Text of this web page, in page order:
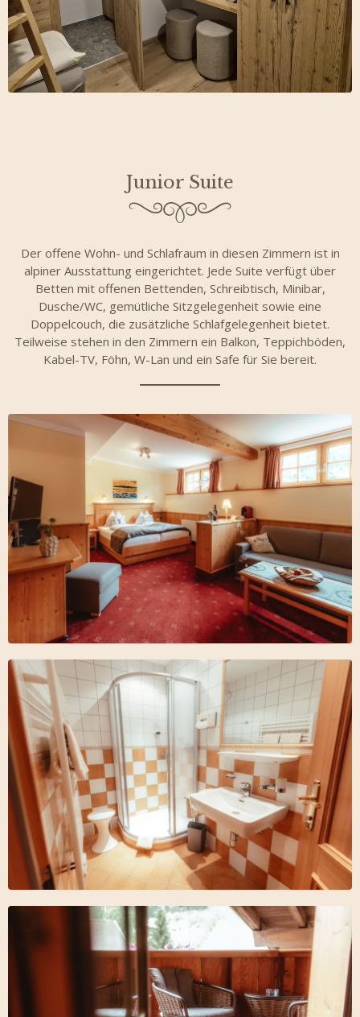
Junior Suite
Der offene Wohn- und Schlafraum in diesen Zimmern ist in
alpiner Ausstattung eingerichtet. Jede Suite verfügt über
Betten mit offenen Bettenden, Schreibtisch, Minibar,
Dusche/WC, gemütliche Sitzgelegenheit sowie eine
Doppelcouch, die zusätzliche Schlafgelegenheit bietet.
Teilweise stehen in den Zimmern ein Balkon, Teppichböden,
Kabel-TV, Föhn, W-Lan und ein Safe für Sie bereit.